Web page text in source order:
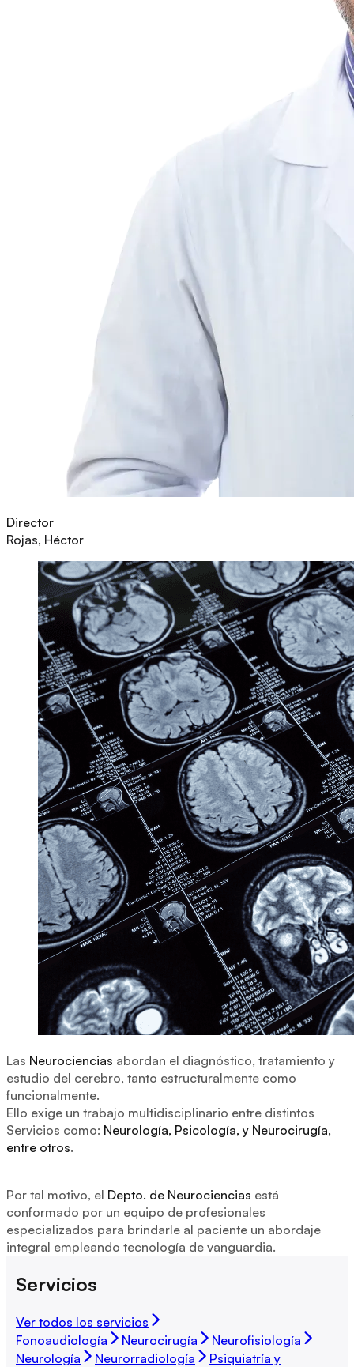
Director
Rojas, Héctor
Las Neurociencias abordan el diagnóstico, tratamiento y
estudio del cerebro, tanto estructuralmente como
funcionalmente.
Ello exige un trabajo multidisciplinario entre distintos
Servicios como: Neurología, Psicología, y Neurocirugía,
entre otros.
Por tal motivo, el Depto. de Neurociencias está
conformado por un equipo de profesionales
especializados para brindarle al paciente un abordaje
integral empleando tecnología de vanguardia.
Servicios
Ver todos los servicios
Fonoaudiología
Neurocirugía
Neurofisiología
Neurología
Neurorradiología
Psiquiatría y